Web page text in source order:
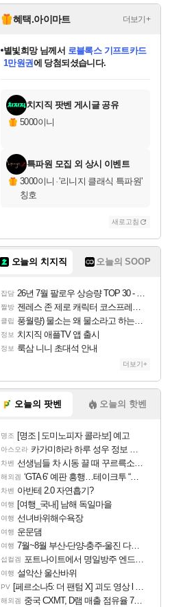
혜택.아이마트 더보기+
교환.
당첨되셨습니다.
당첨되셨습니다.
당첨되셨습니다.
별빛희망님께서 로블록스 기프트카드
1만원권에 당첨되셨습니다.
당첨되셨습니다.
당첨되셨습니다.
당첨되셨습니다.
당첨되셨습니다.
에디션 (스팀코드)를 교환.
당첨되셨습니다.
치지직 팟벤 게시글 공유
5000이니
특파원 모집 외 상시 이벤트
3000이니 ·'리니지 클래식 특파원'
칭호
새로고침
오늘의 치지직 오늘의 SOOP
잡담 26년 7월 팔로우 상승량 TOP 30 - 월간 치지직
짤방 젠레스 존 제로 캐릭터 코스프레한 꽁주
클립 풍월량) 물소는 왜 물소라고 하는거야? 아! 그만 ㅋㅋ
정보 치지직 애플TV 앱 출시
정보 룩삼 니니 초대석 안내
더보기+
오늘의 팟벤 오늘의 핫벤
명조 [명조 | 도미노피자 콜라보] 예고
아스오라 카가미하라 하루 성우 정보 및 주요 필모
차벤 선생님들 차 시동 끌 때 꾸르륵소리나는데
해외겜 ‘GTA 6’ 예판 흥행…테이크투 “내부 예상 크게 넘어”
차벤 아반테 2.0 자연흡기?
여행 [여행_국내] 남해 독일마을
여행 선녀바위해수욕장
여행 운문댐
여행 7월~8월 부산-단양-충주-울진 다녀왔어요~
섭컬겜 포트나이트에서 명일방주 엔드필드 [펠리카] 판매 예정
여행 설악산 울산바위
PV [페르소나5: 더 팬텀 X] 괴도 영상 l 타카마키 안·댄싱 스타
해외겜 중국 CXMT, D램 매출 점유율 7%…글로벌 4위로 부상